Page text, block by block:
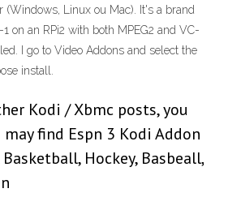
(Windows, Linux ou Mac). It's a brand
on an RPi2 with both MPEG2 and VC-
I go to Video Addons and select the
install.
Kodi / Xbmc posts, you
find Espn 3 Kodi Addon
Hockey, Basbeall,